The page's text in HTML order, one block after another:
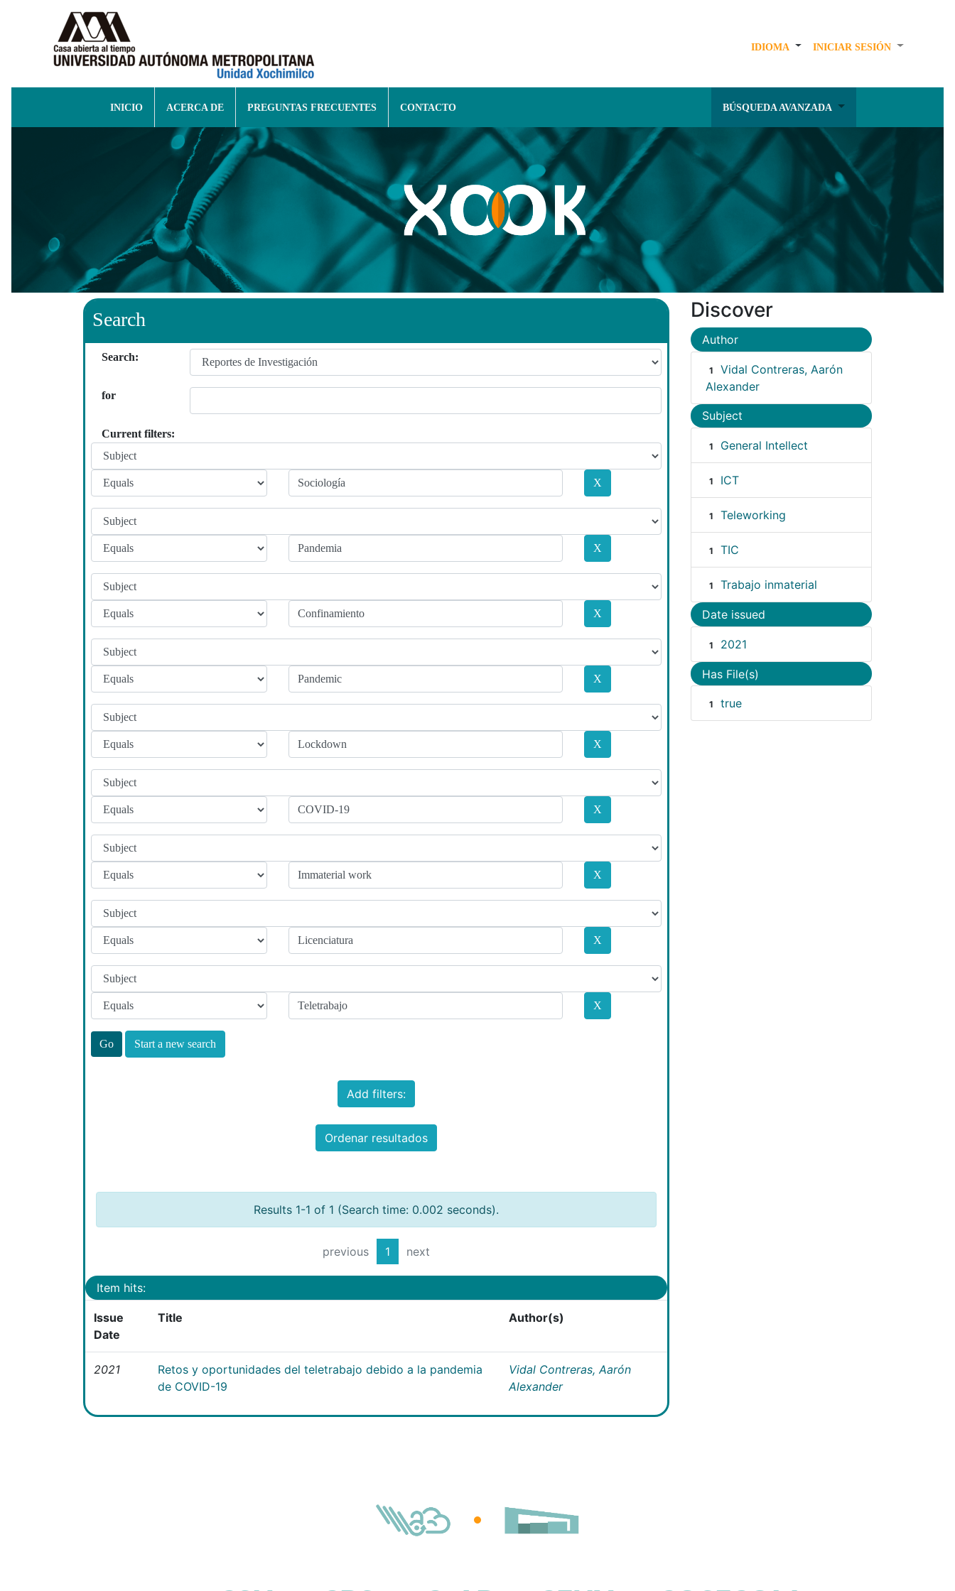
IDIOMA INICIAR SESIÓN
INICIO ACERCA DE PREGUNTAS FRECUENTES CONTACTO BÚSQUEDA AVANZADA
Search
Search:
for
Current filters:
Start a new search
Add filters:
Ordenar resultados
Results 1-1 of 1 (Search time: 0.002 seconds).
previous 1 next
Item hits:
Issue
Date
Title Author(s)
2021
Retos y oportunidades del teletrabajo debido a la pandemia
de COVID-19
Vidal Contreras, Aarón
Alexander
Discover
Author
1
Vidal Contreras, Aarón
Alexander
Subject
1 General Intellect
1 ICT
1 Teleworking
1 TIC
1 Trabajo inmaterial
Date issued
1 2021
Has File(s)
1 true